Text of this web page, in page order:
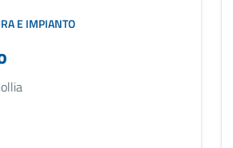
E IMPIANTO